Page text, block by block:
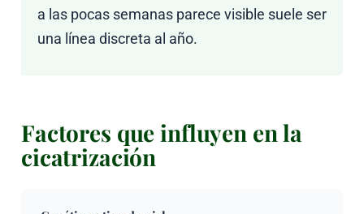
a las pocas semanas parece visible suele ser
una línea discreta al año.
Factores que influyen en la
cicatrización